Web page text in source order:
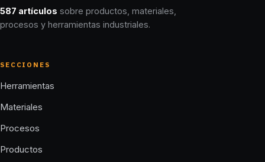
587 artículos sobre productos, materiales,
procesos y herramientas industriales.
SECCIONES
Herramientas
Materiales
Procesos
Productos